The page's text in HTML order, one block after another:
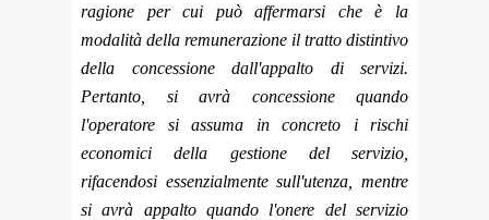
ragione per cui può affermarsi che è la
modalità della remunerazione il tratto distintivo
della concessione dall'appalto di servizi.
Pertanto, si avrà concessione quando
l'operatore si assuma in concreto i rischi
economici della gestione del servizio,
rifacendosi essenzialmente sull'utenza, mentre
si avrà appalto quando l'onere del servizio